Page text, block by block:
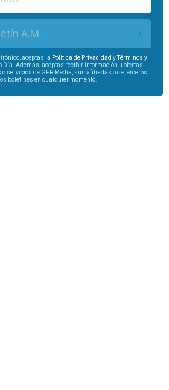
A.M.
aceptas la Política de Privacidad yTérminos y
Día. Además, aceptas recibir información u ofertas
servicios de GFR Media, sus afiliadas o de terceros.
boletines en cualquier momento.